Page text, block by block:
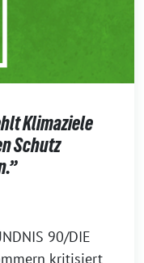
Klimaziele
Schutz
90/DIE
kritisiert